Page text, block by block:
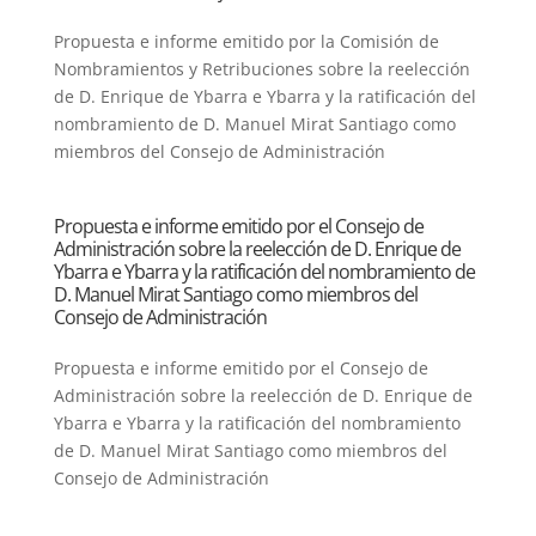
Propuesta e informe emitido por la Comisión de
Nombramientos y Retribuciones sobre la reelección
de D. Enrique de Ybarra e Ybarra y la ratificación del
nombramiento de D. Manuel Mirat Santiago como
miembros del Consejo de Administración
Propuesta e informe emitido por el Consejo de
Administración sobre la reelección de D. Enrique de
Ybarra e Ybarra y la ratificación del nombramiento de
D. Manuel Mirat Santiago como miembros del
Consejo de Administración
Propuesta e informe emitido por el Consejo de
Administración sobre la reelección de D. Enrique de
Ybarra e Ybarra y la ratificación del nombramiento
de D. Manuel Mirat Santiago como miembros del
Consejo de Administración